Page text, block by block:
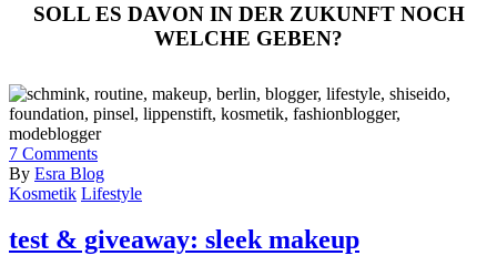
SOLL ES DAVON IN DER ZUKUNFT NOCH
WELCHE GEBEN?
7 Comments
By Esra Blog
Kosmetik Lifestyle
test & giveaway: sleek makeup